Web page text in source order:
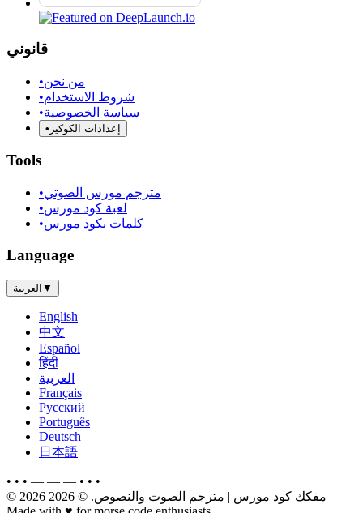
قانوني
•من نحن
•شروط الاستخدام
•سياسة الخصوصية
• إعدادات الكوكيز
Tools
•مترجم مورس الصوتي
•لعبة كود مورس
•كلمات بكود مورس
Language
العربية ▼
English
中文
Español
हिंदी
العربية
Français
Русский
Português
Deutsch
日本語
• • • — — — • • •
© 2026 مفكك كود مورس | مترجم الصوت والنصوص.
© 2026